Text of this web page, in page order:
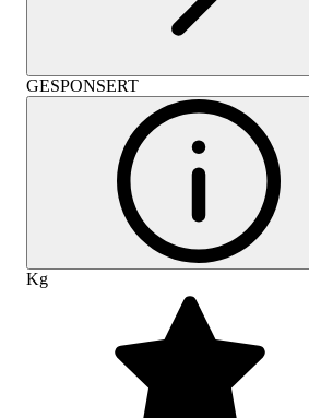
GESPONSERT
Kg